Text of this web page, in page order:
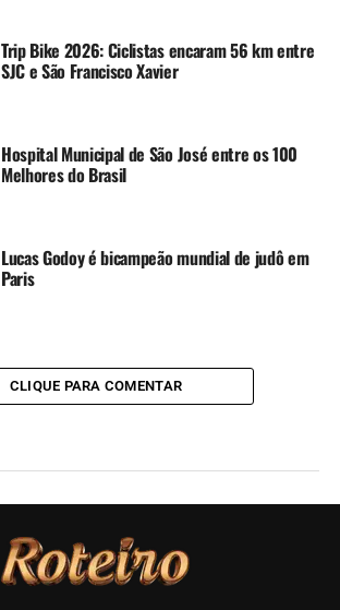
Trip Bike 2026: Ciclistas encaram 56 km entre
SJC e São Francisco Xavier
Hospital Municipal de São José entre os 100
Melhores do Brasil
Lucas Godoy é bicampeão mundial de judô em
Paris
CLIQUE PARA COMENTAR